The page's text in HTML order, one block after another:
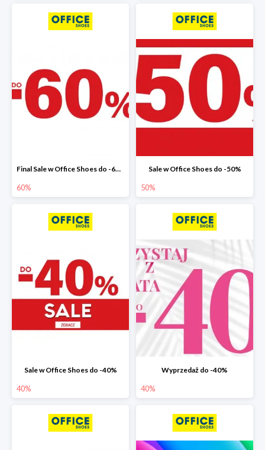
Final Sale w Office Shoes do -60%
60%
Sale w Office Shoes do -50%
50%
Sale w Office Shoes do -40%
40%
Wyprzedaż do -40%
40%